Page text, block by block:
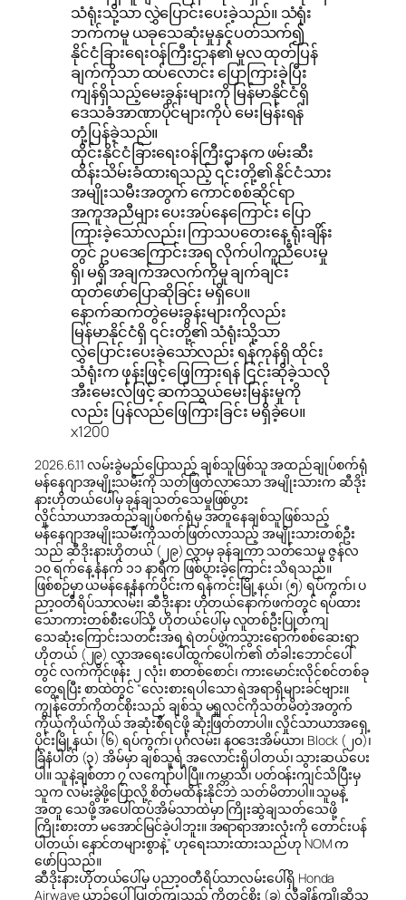
သံရုံးသို့သာ လွှဲပြောင်းပေးခဲ့သည်။ သံရုံး
ဘက်ကမူ ယခုသေဆုံးမှုနှင့်ပတ်သက်၍
နိုင်ငံခြားရေးဝန်ကြီးဌာန၏ မူလ ထုတ်ပြန်
ချက်ကိုသာ ထပ်လောင်း ပြောကြားခဲ့ပြီး
ကျန်ရှိသည့်မေးခွန်းများကို မြန်မာနိုင်ငံရှိ
ဒေသခံအာဏာပိုင်များကိုပဲ မေးမြန်းရန်
တုံ့ပြန်ခဲ့သည်။
ထိုင်းနိုင်ငံခြားရေးဝန်ကြီးဌာနက ဖမ်းဆီး
ထိန်းသိမ်းခံထားရသည့် ၎င်းတို့၏ နိုင်ငံသား
အမျိုးသမီးအတွက် ကောင်စစ်ဆိုင်ရာ
အကူအညီများ ပေးအပ်နေကြောင်း ပြော
ကြားခဲ့သော်လည်း၊ ကြာသပတေးနေ့ ရုံးချိန်း
တွင် ဥပဒေကြောင်းအရ လိုက်ပါကူညီပေးမှု
ရှိ၊ မရှိ အချက်အလက်ကိုမူ ချက်ချင်း
ထုတ်ဖော်ပြောဆိုခြင်း မရှိပေ။
နောက်ဆက်တွဲမေးခွန်းများကိုလည်း
မြန်မာနိုင်ငံရှိ ၎င်းတို့၏ သံရုံးသို့သာ
လွှဲပြောင်းပေးခဲ့သော်လည်း ရန်ကုန်ရှိ ထိုင်း
သံရုံးက ဖုန်းဖြင့်ဖြေကြားရန် ငြင်းဆိုခဲ့သလို
အီးမေးလ်ဖြင့် ဆက်သွယ်မေးမြန်းမှုကို
လည်း ပြန်လည်ဖြေကြားခြင်း မရှိခဲ့ပေ။
x1200
2026.6.11 လမ်းခွဲမည်ပြောသည့် ချစ်သူဖြစ်သူ အထည်ချုပ်စက်ရုံ
မန်နေဂျာအမျိုးသမီးကို သတ်ဖြတ်လာသော အမျိုးသားက ဆီဒိုး
နားဟိုတယ်ပေါ်မှ ခုန်ချသတ်သေမှုဖြစ်ပွား
လှိုင်သာယာအထည်ချုပ်စက်ရုံမှ အတူနေချစ်သူဖြစ်သည့်
မန်နေဂျာအမျိုးသမီးကိုသတ်ဖြတ်လာသည့် အမျိုးသားတစ်ဦး
သည် ဆီဒိုးနားဟိုတယ် (၂၉) လွှာမှ ခုန်ချကာ သတ်သေမှု ဇွန်လ
၁၀ ရက်နေ့ နံနက် ၁၁ နာရီက ဖြစ်ပွားခဲ့ကြောင်း သိရသည်။
ဖြစ်စဉ်မှာ ယမန်နေ့နံနက်ပိုင်းက ရန်ကင်းမြို့နယ်၊ (၅) ရပ်ကွက်၊ ပ
ညာ့ဝတီရိပ်သာလမ်း၊ ဆီဒိုးနား ဟိုတယ်နောက်ဖက်တွင် ရပ်ထား
သောကားတစ်စီးပေါ်သို့ ဟိုတယ်ပေါ်မှ လူတစ်ဦးပြုတ်ကျ
သေဆုံးကြောင်းသတင်းအရ ရဲတပ်ဖွဲ့ကသွားရောက်စစ်ဆေးရာ
ဟိုတယ် (၂၉) လွှာအရေးပေါ်ထွက်ပေါက်၏ တံခါးဘောင်ပေါ်
တွင် လက်ကိုင်ဖုန်း ၂ လုံး၊ စာတစ်စောင်၊ ကားမောင်းလိုင်စင်တစ်ခု
တွေ့ရပြီး စာထဲတွင် “လေးစားရပါသော ရဲအရာရှိများခင်ဗျား။
ကျွန်တော်ကိုတင်စိုးသည် ချစ်သူ မရှုလင်ကိုသတ်မိတဲ့အတွက်
ကိုယ့်ကိုယ်ကိုယ် အဆုံးစီရင်ဖို့ ဆုံးဖြတ်တာပါ။ လှိုင်သာယာအရှေ့
ပိုင်းမြို့နယ်၊ (၆) ရပ်ကွက်၊ ပုဂံလမ်း၊ နဝဒေးအိမ်ယာ၊ Block (၂၀)၊
ခြံနံပါတ် (၃) အိမ်မှာ ချစ်သူရဲ့အလောင်းရှိပါတယ်၊ သွားဆယ်ပေး
ပါ။ သူနဲ့ချစ်တာ ၇ လကျော်ပါပြီ။ ကမ္ဘာသိ၊ ပတ်ဝန်းကျင်သိပြီးမှ
သူက လမ်းခွဲဖို့ပြောလို့ စိတ်မထိန်းနိုင်ဘဲ သတ်မိတာပါ။ သူမနဲ့
အတူ သေဖို့ အပေါ်ထပ်အိမ်သာထဲမှာ ကြိုးဆွဲချသတ်သေဖို့
ကြိုးစားတာ မအောင်မြင်ခဲ့ပါဘူး။ အရာရာအားလုံးကို တောင်းပန်
ပါတယ်၊ နောင်တများစွာနဲ့” ဟုရေးသားထားသည်ဟု NOM က
ဖော်ပြသည်။
ဆီဒိုးနားဟိုတယ်ပေါ်မှ ပညာ့၀တီရိပ်သာလမ်းပေါ်ရှိ Honda
Airwave ယာဉ်ပေါ် ပြုတ်ကျသည့် ကိုတင်စိုး (ခ) လီချိန်ကျိုဆိုသူ